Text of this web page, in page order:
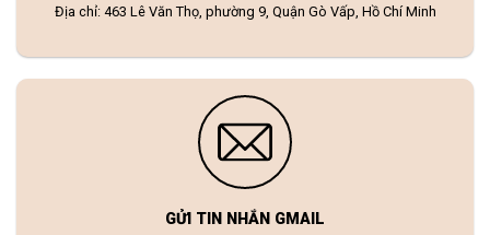
Địa chỉ: 463 Lê Văn Thọ, phường 9, Quận Gò Vấp, Hồ Chí Minh
GỬI TIN NHẮN GMAIL